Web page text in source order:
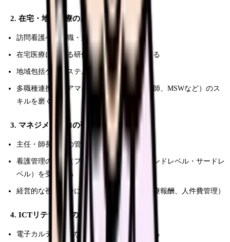
2. 在宅・地域医療のスキル習得
訪問看護への転職・兼業で経験を積む
在宅医療に関する研修・セミナーに参加する
地域包括ケアシステムの仕組みを理解する
多職種連携（ケアマネ、理学療法士、薬剤師、MSWなど）のス
キルを磨く
3. マネジメント力の強化
主任・師長などの管理職を積極的に目指す
看護管理の研修（ファーストレベル・セカンドレベル・サードレ
ベル）を受講する
経営的な視点を身につける（病院経営、診療報酬、人件費管理）
4. ICTリテラシーの向上
電子カルテの高度な操作スキルを身につける